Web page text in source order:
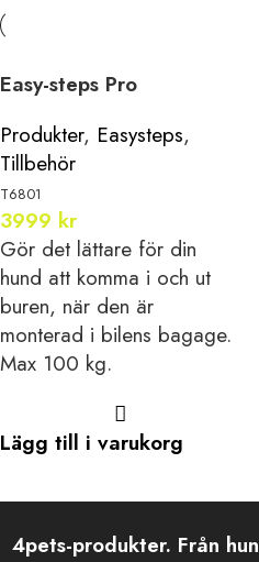
Easy-steps Pro
Produkter, Easysteps,
Tillbehör
T6801
3999 kr
Gör det lättare för din
hund att komma i och ut
buren, när den är
monterad i bilens bagage.
Max 100 kg.
Lägg till i varukorg
4pets-produkter. Från